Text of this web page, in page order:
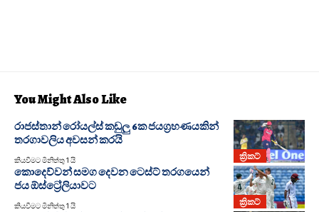
You Might Also Like
ක්‍රිකට්
රාජස්තාන් රෝයල්ස් කඩුලු 6ක ජයග්‍රහණයකින්
තරගාවලිය අවසන් කරයි
කියවීමට මිනිත්තු 1 යි
ක්‍රිකට්
කොදෙව්වන් සමග දෙවන ටෙස්ට් තරගයෙන්
ජය ඕස්ට්‍රේලියාවට
කියවීමට මිනිත්තු 1 යි